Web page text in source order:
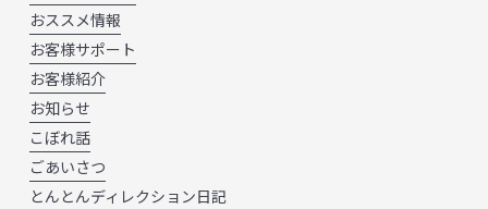
おススメ情報
お客様サポート
お客様紹介
お知らせ
こぼれ話
ごあいさつ
とんとんディレクション日記